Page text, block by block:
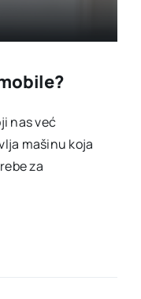
nas već
mašinu koja
za